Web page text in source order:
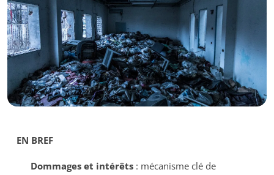
EN BREF
Dommages et intérêts: mécanisme clé de